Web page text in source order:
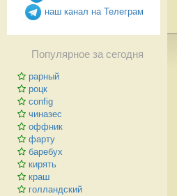
наш канал на Телеграм
Популярное за сегодня
рарный
роцк
config
чиназес
оффник
фарту
баребух
кирять
краш
голландский